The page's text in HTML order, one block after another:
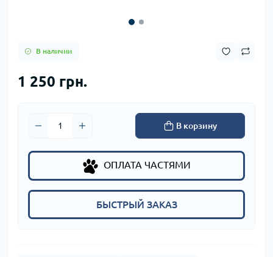
В наличии
1 250 грн.
В корзину
ОПЛАТА ЧАСТЯМИ
БЫСТРЫЙ ЗАКАЗ